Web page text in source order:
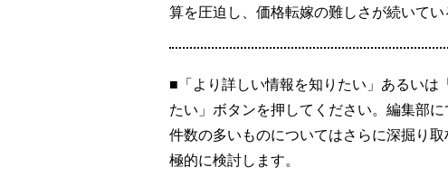
算を圧迫し、価格転嫁の難しさが続いてい
■「より詳しい情報を知りたい」あるいは
たい」ボタンを押してください。編集部
件数の多いものについてはさらに深掘り
極的に検討します。